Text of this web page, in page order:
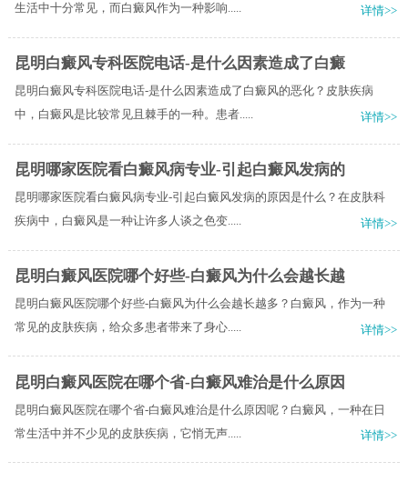
生活中十分常见，而白癜风作为一种影响.....
详情>>
昆明白癜风专科医院电话-是什么因素造成了白癜
昆明白癜风专科医院电话-是什么因素造成了白癜风的恶化？皮肤疾病
中，白癜风是比较常见且棘手的一种。患者.....
详情>>
昆明哪家医院看白癜风病专业-引起白癜风发病的
昆明哪家医院看白癜风病专业-引起白癜风发病的原因是什么？在皮肤科
疾病中，白癜风是一种让许多人谈之色变.....
详情>>
昆明白癜风医院哪个好些-白癜风为什么会越长越
昆明白癜风医院哪个好些-白癜风为什么会越长越多？白癜风，作为一种
常见的皮肤疾病，给众多患者带来了身心.....
详情>>
昆明白癜风医院在哪个省-白癜风难治是什么原因
昆明白癜风医院在哪个省-白癜风难治是什么原因呢？白癜风，一种在日
常生活中并不少见的皮肤疾病，它悄无声.....
详情>>